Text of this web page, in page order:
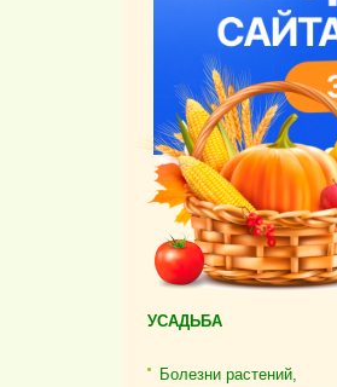
УСАДЬБА
Болезни растений,